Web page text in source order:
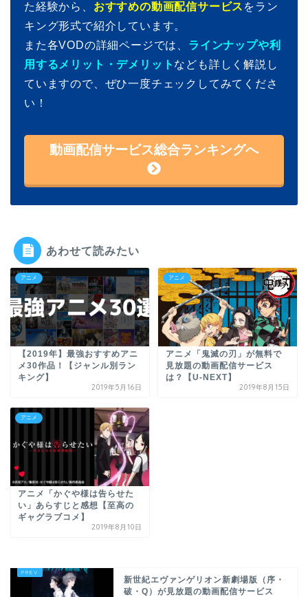
た経験から、 おすすめの動画配信サービス をラン
キング形式で紹介しています。
また各VODの詳細ページでは、 ラインナップや利
用するメリット・デメリット なども詳しく解説し
ていますので、ぜひ一度チェックしてみてくださ
い！
動画配信サービス総合ランキングへ
あわせて読みたい
アニメ
【2019年】最強おすすめアニ
メ30作品！【ジャンル別ラン
キング】
2019年5月16日
アニメ
アニメ「鬼滅の刃」が無料で
見放題の動画配信サービス
は？【U-NEXT】
2019年8月15日
アニメ
アニメ「かぐや様は告らせた
い」あらすじと感想【至高の
ギャグラブコメ】
2019年8月10日
新世紀エヴァンゲリオン新劇場版（序・
破・Q）が見放題の動画配信サービス